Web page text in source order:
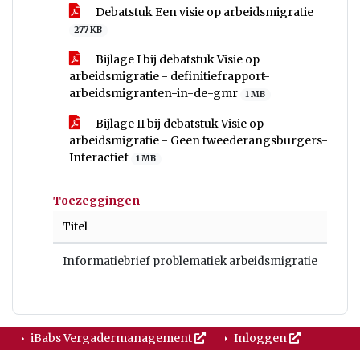
Debatstuk Een visie op arbeidsmigratie
277 KB
Bijlage I bij debatstuk Visie op
arbeidsmigratie - definitiefrapport-
arbeidsmigranten-in-de-gmr
1 MB
Bijlage II bij debatstuk Visie op
arbeidsmigratie - Geen tweederangsburgers-
Interactief
1 MB
Toezeggingen
Titel
Informatiebrief problematiek arbeidsmigratie
iBabs Vergadermanagement Inloggen